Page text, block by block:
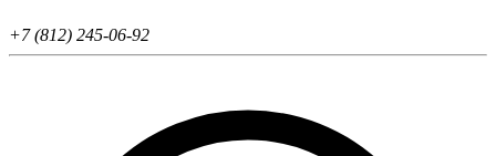
+7 (812) 245-06-92